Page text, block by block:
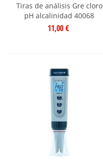
Tiras de análisis Gre cloro
pH alcalinidad 40068
11,00 €